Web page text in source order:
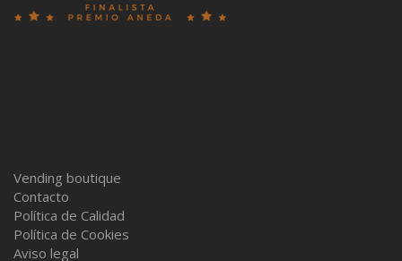
Vending boutique
Contacto
Política de Calidad
Política de Cookies
Aviso legal